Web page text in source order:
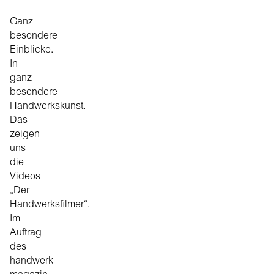
Ganz
besondere
Einblicke.
In
ganz
besondere
Handwerkskunst.
Das
zeigen
uns
die
Videos
„Der
Handwerksfilmer“.
Im
Auftrag
des
handwerk